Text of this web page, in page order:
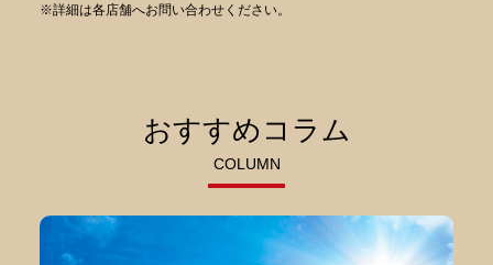
※詳細は各店舗へお問い合わせください。
おすすめコラム
COLUMN